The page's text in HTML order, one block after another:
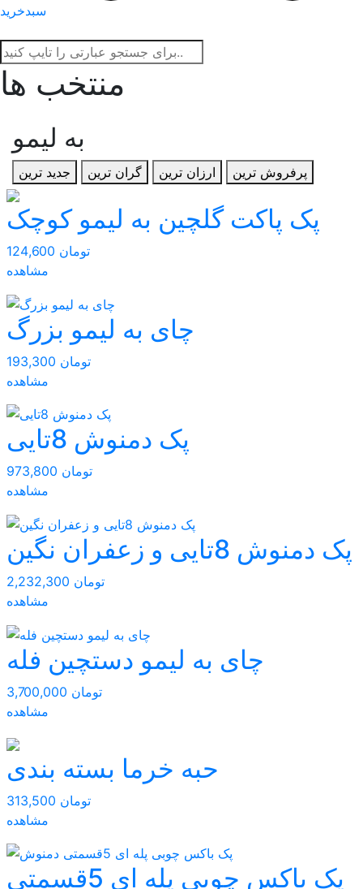
سبدخرید
منتخب ها
به لیمو
جدید ترین گران ترین ارزان ترین پرفروش ترین
پک پاکت گلچین به لیمو کوچک
124,600 تومان
مشاهده
چای به لیمو بزرگ
193,300 تومان
مشاهده
پک دمنوش 8تایی
973,800 تومان
مشاهده
پک دمنوش 8تایی و زعفران نگین
2,232,300 تومان
مشاهده
چای به لیمو دستچین فله
3,700,000 تومان
مشاهده
حبه خرما بسته بندی
313,500 تومان
مشاهده
پک باکس چوبی پله ای 5قسمتی